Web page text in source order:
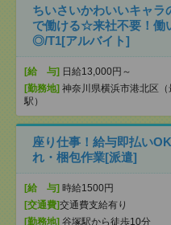
ちいさいかわいいキャ
で働ける☆来社不要！働
◎/T1[アルバイト]
[給 与] 日給13,000円～
[勤務地] 神奈川県横浜市港北区
駅）
座り仕事！給与即払い
れ・梱包作業[派遣]
[給 与] 時給1500円
[交通費]交通費支給有り
[勤務地] 谷塚駅から徒歩10分